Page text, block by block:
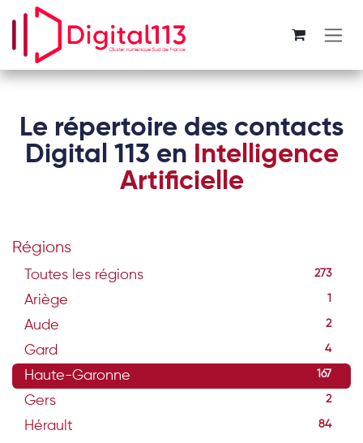
Se rendre au contenu
Le répertoire des contacts
Digital 113 en Intelligence
Artificielle
Régions
Toutes les régions 273
Ariège 1
Aude 2
Gard 4
Haute-Garonne 167
Gers 2
Hérault 84